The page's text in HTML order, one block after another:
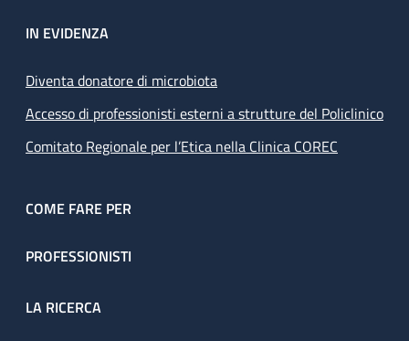
IN EVIDENZA
Diventa donatore di microbiota
Accesso di professionisti esterni a strutture del Policlinico
Comitato Regionale per l’Etica nella Clinica COREC
COME FARE PER
PROFESSIONISTI
LA RICERCA